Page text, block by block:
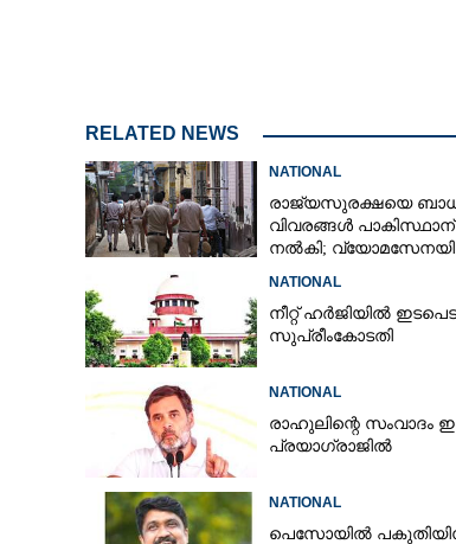
RELATED NEWS
NATIONAL
രാജ്യസുരക്ഷയെ
വിവരങ്ങൾ
നൽകി;
NATIONAL
നീറ്റ് ഹർജിയിൽ
സുപ്രീംകോടതി
NATIONAL
രാഹുലിന്റെ സംവാദം
പ്രയാഗ്‌രാജിൽ
NATIONAL
പെസോയിൽ